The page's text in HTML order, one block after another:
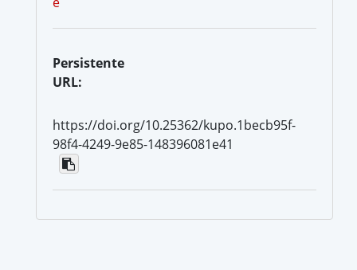
Persistente
URL:
https://doi.org/10.25362/kupo.1becb95f-
98f4-4249-9e85-148396081e41